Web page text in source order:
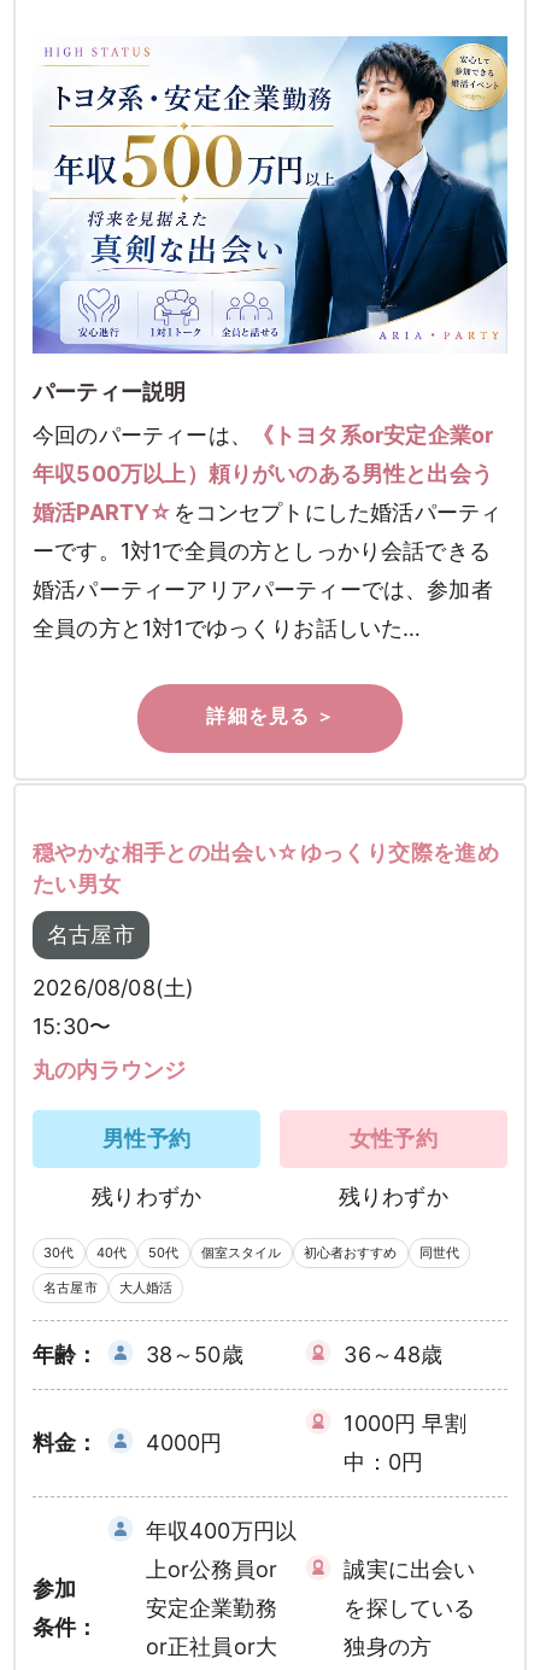
パーティー説明
今回のパーティーは、
《トヨタ系or安定企業or
年収500万以上）頼りがいのある男性と出会う
婚活PARTY☆ をコンセプトにした婚活パーティ
ーです。1対1で全員の方としっかり会話できる
婚活パーティーアリアパーティーでは、参加者
全員の方と1対1でゆっくりお話しいた…
穏やかな相手との出会い☆ゆっくり交際を進め
たい男女
名古屋市
2026/08/08(土)
15:30〜
丸の内ラウンジ
男性予約
残りわずか
女性予約
残りわずか
30代 40代 50代 個室スタイル 初心者おすすめ 同世代
名古屋市 大人婚活
年齢： 38～50歳 36～48歳
料金： 4000円
1000円 早割
中：0円
参加
条件：
年収400万円以
上or公務員or
安定企業勤務
or正社員or大
誠実に出会い
を探している
独身の方
検索